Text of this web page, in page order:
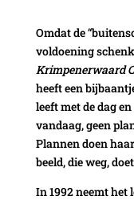
Omdat de
voldoening
Krimpenerwaard
heeft een
leeft met de dag
vandaag, geen
Plannen doen
beeld, die weg,
In 1992 neemt het